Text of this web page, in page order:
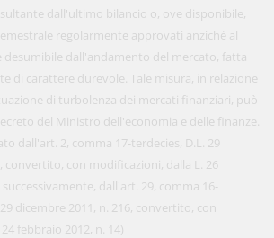
dall'ultimo bilancio o, ove disponibile,
regolarmente approvati anziché al
desumibile dall'andamento del mercato, fatta
di carattere durevole. Tale misura, in relazione
di turbolenza dei mercati finanziari, può
del Ministro dell'economia e delle finanze.
dall'art. 2, comma 17-terdecies, D.L. 29
convertito, con modificazioni, dalla L. 26
dall'art. 29, comma 16-
dicembre 2011, n. 216, convertito, con
febbraio 2012, n. 14)